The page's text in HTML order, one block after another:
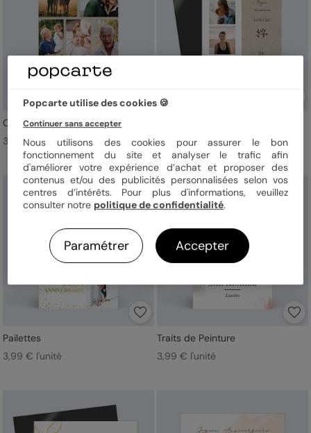
Chiné Typographique
3,99 € l'unité
3,99 € l'unité
Pailettes
3,99 € l'unité
Traits de Peinture
3,99 € l'unité
Popcarte utilise des cookies 🍪
Continuer sans accepter
Nous utilisons des cookies pour assurer le bon
fonctionnement du site et analyser le trafic afin
d'améliorer votre expérience d’achat et proposer des
contenus et/ou des publicités personnalisées selon vos
centres d’intérêts. Pour plus d'informations, veuillez
consulter notre politique de confidentialité.
Paramétrer Accepter